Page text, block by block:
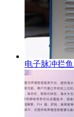
电子脉冲拦